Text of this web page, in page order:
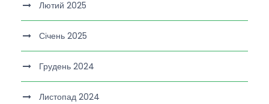
Лютий 2025
Січень 2025
Грудень 2024
Листопад 2024